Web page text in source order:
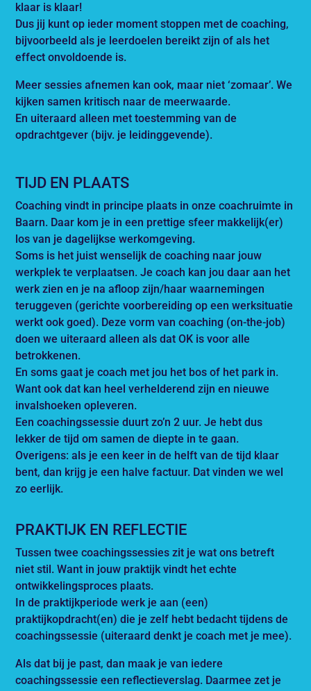
klaar is klaar!
Dus jij kunt op ieder moment stoppen met de coaching,
bijvoorbeeld als je leerdoelen bereikt zijn of als het
effect onvoldoende is.
Meer sessies afnemen kan ook, maar niet ‘zomaar’. We
kijken samen kritisch naar de meerwaarde.
En uiteraard alleen met toestemming van de
opdrachtgever (bijv. je leidinggevende).
TIJD EN PLAATS
Coaching vindt in principe plaats in onze coachruimte in
Baarn. Daar kom je in een prettige sfeer makkelijk(er)
los van je dagelijkse werkomgeving.
Soms is het juist wenselijk de coaching naar jouw
werkplek te verplaatsen. Je coach kan jou daar aan het
werk zien en je na afloop zijn/haar waarnemingen
teruggeven (gerichte voorbereiding op een werksituatie
werkt ook goed). Deze vorm van coaching (on-the-job)
doen we uiteraard alleen als dat OK is voor alle
betrokkenen.
En soms gaat je coach met jou het bos of het park in.
Want ook dat kan heel verhelderend zijn en nieuwe
invalshoeken opleveren.
Een coachingssessie duurt zo’n 2 uur. Je hebt dus
lekker de tijd om samen de diepte in te gaan.
Overigens: als je een keer in de helft van de tijd klaar
bent, dan krijg je een halve factuur. Dat vinden we wel
zo eerlijk.
PRAKTIJK EN REFLECTIE
Tussen twee coachingssessies zit je wat ons betreft
niet stil. Want in jouw praktijk vindt het echte
ontwikkelingsproces plaats.
In de praktijkperiode werk je aan (een)
praktijkopdracht(en) die je zelf hebt bedacht tijdens de
coachingssessie (uiteraard denkt je coach met je mee).
Als dat bij je past, dan maak je van iedere
coachingssessie een reflectieverslag. Daarmee zet je